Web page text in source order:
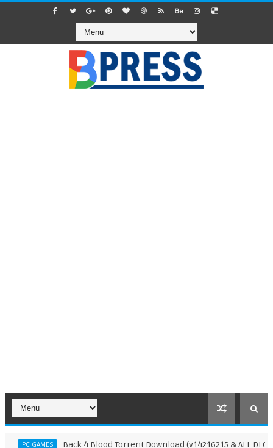
PC GAMES Back 4 Blood Torrent Download (v14216215 & ALL DLCs)